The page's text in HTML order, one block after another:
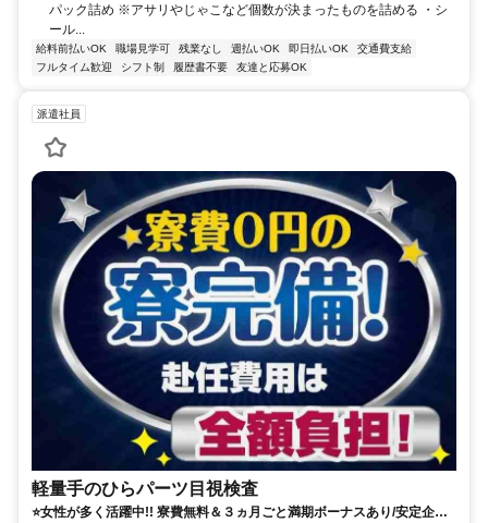
パック詰め ※アサリやじゃこなど個数が決まったものを詰める ・シ
ール...
給料前払いOK 職場見学可 残業なし 週払いOK 即日払いOK
交通費支給
フルタイム歓迎
シフト制 履歴書不要 友達と応募OK
派遣社員
軽量手のひらパーツ目視検査
⭐女性が多く活躍中!! 寮費無料＆３ヵ月ごと満期ボーナスあり/安定企業